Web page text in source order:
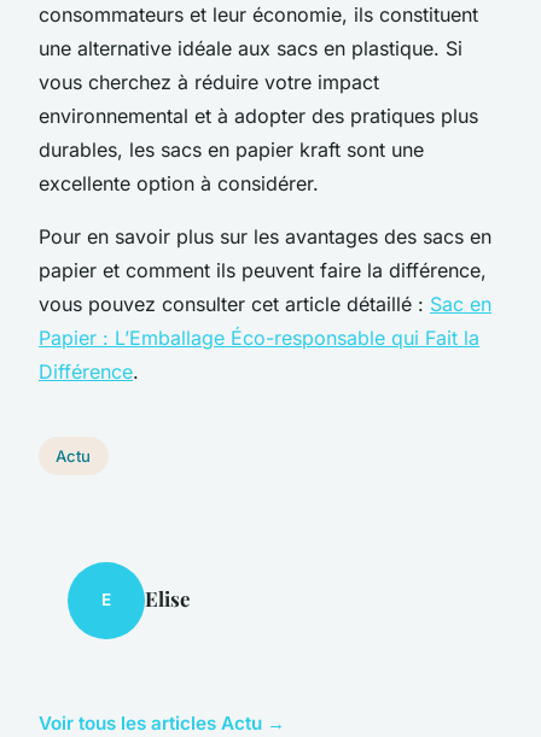
consommateurs et leur économie, ils constituent
une alternative idéale aux sacs en plastique. Si
vous cherchez à réduire votre impact
environnemental et à adopter des pratiques plus
durables, les sacs en papier kraft sont une
excellente option à considérer.
Pour en savoir plus sur les avantages des sacs en
papier et comment ils peuvent faire la différence,
vous pouvez consulter cet article détaillé : Sac en
Papier : L’Emballage Éco-responsable qui Fait la
Différence.
Actu
E Elise
Voir tous les articles Actu →